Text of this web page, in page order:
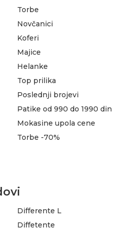
Torbe
Novčanici
Koferi
Majice
Helanke
Top prilika
Poslednji brojevi
Patike od 990 do 1990 din
Mokasine upola cene
Torbe -70%
Differente L
Diffetente